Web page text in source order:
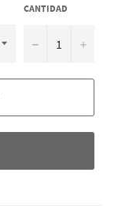
CANTIDAD
− +